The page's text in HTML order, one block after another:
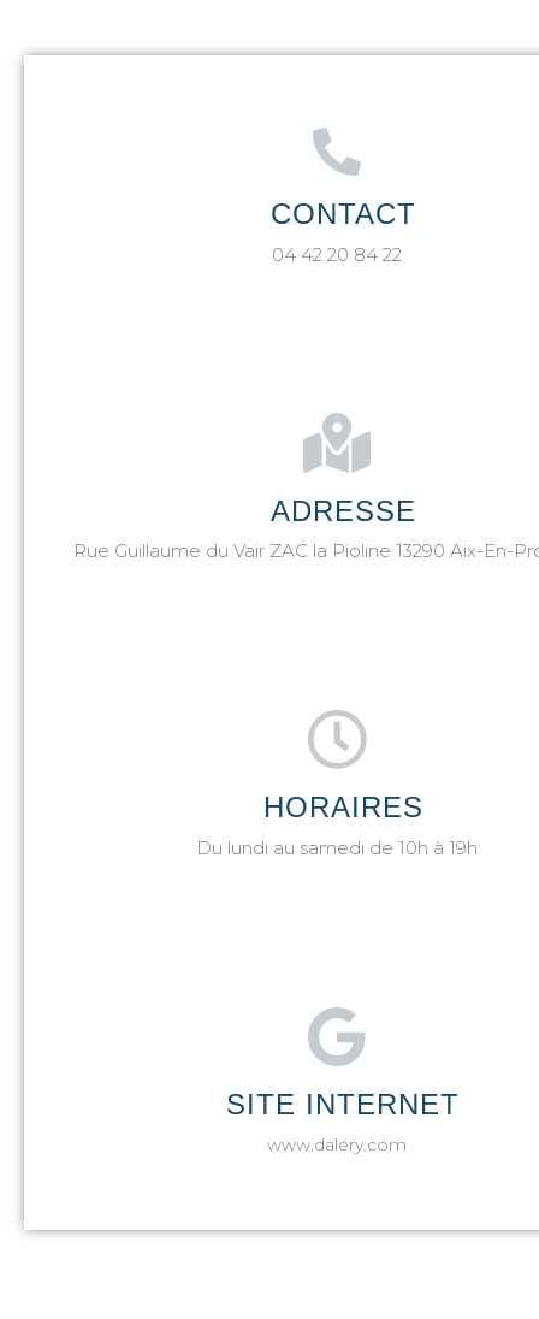
CONTACT
04 42 20 84 22
ADRESSE
Rue Guillaume du Vair ZAC la Pioline 13290 Aix-En-
HORAIRES
Du lundi au samedi de 10h à 19h
SITE INTERNET
www.dalery.com